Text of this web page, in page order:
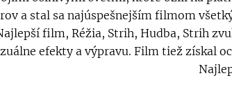
a stal sa najúspešnejším filmom
film, Réžia, Strih, Hudba, Strih
efekty a výpravu. Film tiež získal